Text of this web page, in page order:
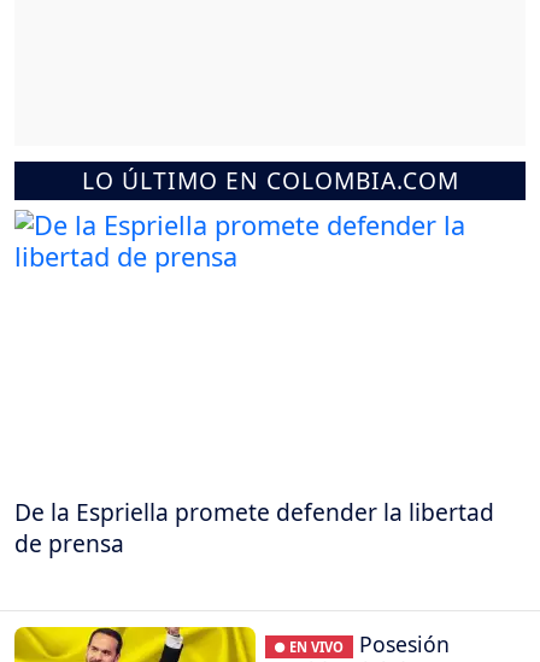
LO ÚLTIMO EN COLOMBIA.COM
De la Espriella promete defender la libertad
de prensa
● EN VIVO
Posesión